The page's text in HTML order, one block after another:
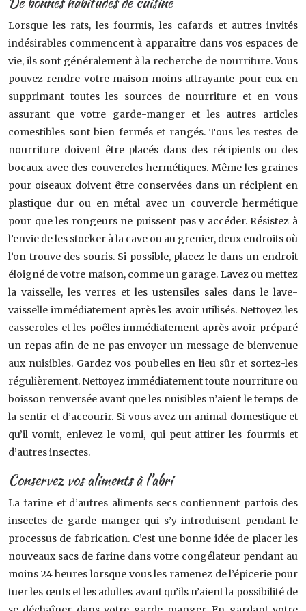
Lorsque les rats, les fourmis, les cafards et autres invités
indésirables commencent à apparaître dans vos espaces de
vie, ils sont généralement à la recherche de nourriture. Vous
pouvez rendre votre maison moins attrayante pour eux en
supprimant toutes les sources de nourriture et en vous
assurant que votre garde-manger et les autres articles
comestibles sont bien fermés et rangés. Tous les restes de
nourriture doivent être placés dans des récipients ou des
bocaux avec des couvercles hermétiques. Même les graines
pour oiseaux doivent être conservées dans un récipient en
plastique dur ou en métal avec un couvercle hermétique
pour que les rongeurs ne puissent pas y accéder. Résistez à
l’envie de les stocker à la cave ou au grenier, deux endroits où
l’on trouve des souris. Si possible, placez-le dans un endroit
éloigné de votre maison, comme un garage. Lavez ou mettez
la vaisselle, les verres et les ustensiles sales dans le lave-
vaisselle immédiatement après les avoir utilisés. Nettoyez les
casseroles et les poêles immédiatement après avoir préparé
un repas afin de ne pas envoyer un message de bienvenue
aux nuisibles. Gardez vos poubelles en lieu sûr et sortez-les
régulièrement. Nettoyez immédiatement toute nourriture ou
boisson renversée avant que les nuisibles n’aient le temps de
la sentir et d’accourir. Si vous avez un animal domestique et
qu’il vomit, enlevez le vomi, qui peut attirer les fourmis et
d’autres insectes.
Conservez vos aliments à l’abri
La farine et d’autres aliments secs contiennent parfois des
insectes de garde-manger qui s’y introduisent pendant le
processus de fabrication. C’est une bonne idée de placer les
nouveaux sacs de farine dans votre congélateur pendant au
moins 24 heures lorsque vous les ramenez de l’épicerie pour
tuer les œufs et les adultes avant qu’ils n’aient la possibilité de